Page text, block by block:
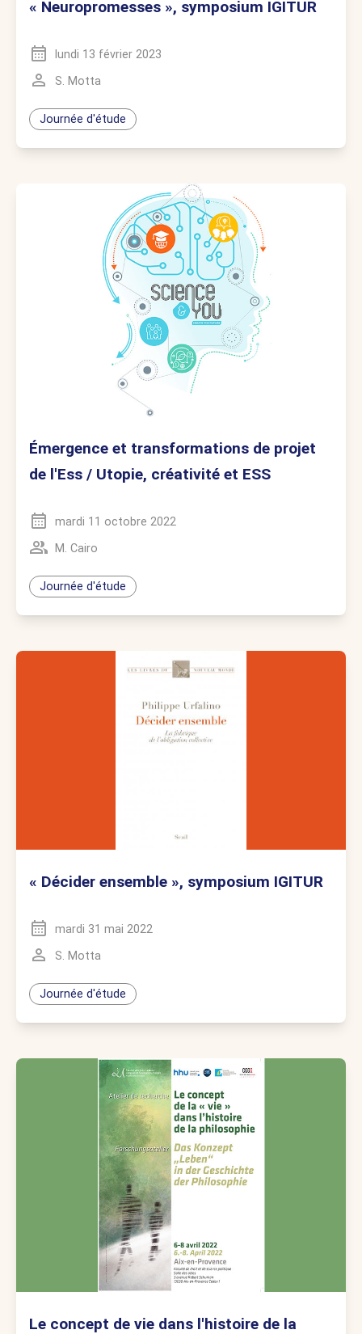
« Neuropromesses », symposium IGITUR
lundi 13 février 2023
S. Motta
Journée d'étude
Émergence et transformations de projet
de l'Ess / Utopie, créativité et ESS
mardi 11 octobre 2022
M. Cairo
Journée d'étude
« Décider ensemble », symposium IGITUR
mardi 31 mai 2022
S. Motta
Journée d'étude
Le concept de vie dans l'histoire de la